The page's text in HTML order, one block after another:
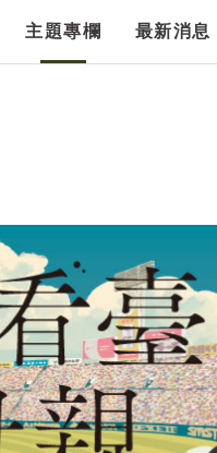
主題專欄 最新消息